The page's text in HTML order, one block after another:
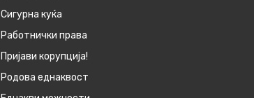
Сигурна куќа
Работнички права
Пријави корупција!
Родова еднаквост